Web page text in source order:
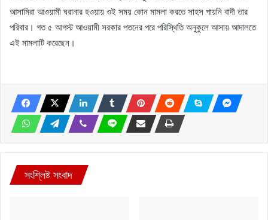
আসামিরা আওয়ামী ঘরানার হওয়ায় ওই সময় কোন মামলা করতে সাহস পায়নি বাদী তার
পরিবার। গত ৫ আগস্ট আওয়ামী সরকার পতনের পরে পরিস্থিতি অনুকুলে আসায় আদালতে
এই মামলাটি করেছেন।
সংশ্লিষ্ট সংবাদ